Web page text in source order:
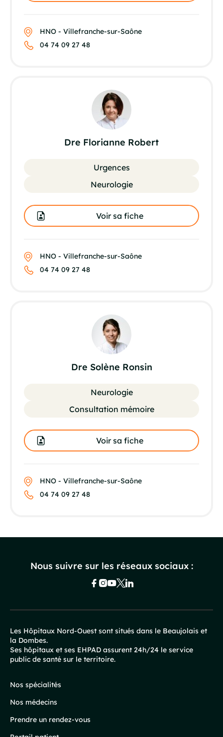
HNO - Villefranche-sur-Saône
04 74 09 27 48
Dre Florianne Robert
Urgences
Neurologie
Voir sa fiche
HNO - Villefranche-sur-Saône
04 74 09 27 48
Dre Solène Ronsin
Neurologie
Consultation mémoire
Voir sa fiche
HNO - Villefranche-sur-Saône
04 74 09 27 48
Nous suivre sur les réseaux sociaux :
Pied
de
page
Les Hôpitaux Nord-Ouest sont situés dans le Beaujolais et
la Dombes.
Ses hôpitaux et ses EHPAD assurent 24h/24 le service
public de santé sur le territoire.
Nos spécialités
Nos médecins
Prendre un rendez-vous